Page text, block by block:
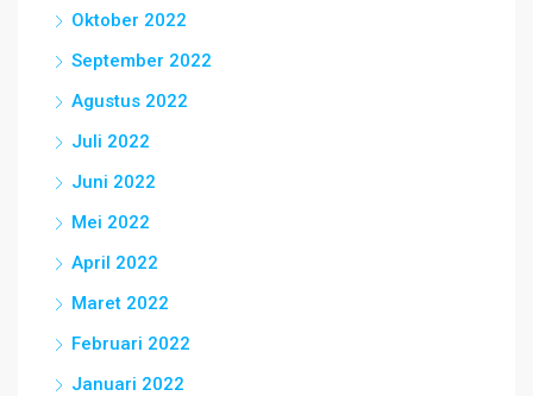
Oktober 2022
September 2022
Agustus 2022
Juli 2022
Juni 2022
Mei 2022
April 2022
Maret 2022
Februari 2022
Januari 2022